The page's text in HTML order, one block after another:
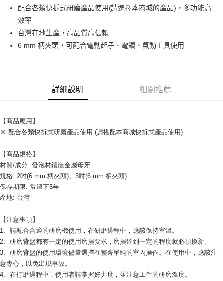
街口支付
運送方式
付款後全家取貨
每筆NT$60
每筆NT$60
新竹物流(大件商品、貨量較大)
每筆NT$200，滿NT$5,000(含以上)免運費
配合各類快拆式研磨產品使用(請選擇本商城的產品)，多功能高
效率
台灣在地生產，高品質高信賴
6 mm 柄夾頭，可配合電動起子、電鑽、氣動工具使用
詳細說明 相關推薦
【商品應用】
※ 配合各類快拆式研磨產品使用 (請搭配本商城快拆式產品使用)
【商品規格】
材質/成分: 發泡材鑲嵌金屬母牙
規格: 2吋(6 mm 柄夾頭)、3吋(6 mm 柄夾頭)
保存期限: 常溫下5年
產地: 台灣
【注意事項】
1、請配合合適的研磨機使用，在研磨過程中，應該保持室溫。
2、研磨背盤都有一定的使用磨損要求，磨損達到一定的程度就必須換新。
3、研磨背盤的使用環境儘量選擇在整齊單純的室內操作。在使用中，應該注
意專心，以免出現事故。
4、在打磨過程中，使用者請掌握好力度，並注意工件的研磨溫度。